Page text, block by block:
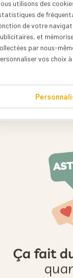
Ça fait
utilisons des
de
de votre
et
par nous-
vos choix